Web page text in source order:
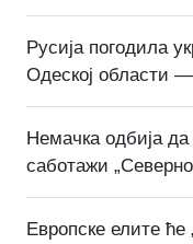
Русија погодила
Одеској области
Немачка одбија да
саботажи
Европске елите